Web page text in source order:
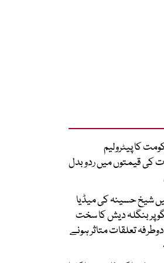
کا پیٹرولیم
کی قیمتوں میں ردوبدل
شیخ حسینہ کی میڈیا
پر بنگلہ دیش کا سخت
تعلقات متاثر ہونے